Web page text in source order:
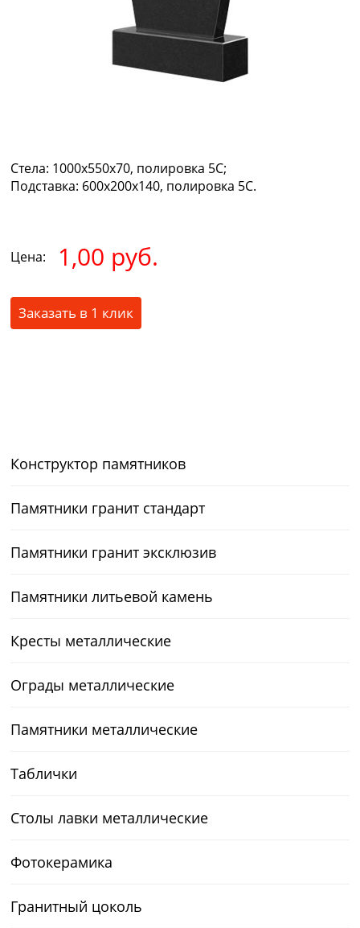
Стела: 1000х550х70, полировка 5С;
Подставка: 600х200х140, полировка 5С.
Цена: 1,00 руб.
Заказать в 1 клик
Конструктор памятников
Памятники гранит стандарт
Памятники гранит эксклюзив
Памятники литьевой камень
Кресты металлические
Ограды металлические
Памятники металлические
Таблички
Столы лавки металлические
Фотокерамика
Гранитный цоколь